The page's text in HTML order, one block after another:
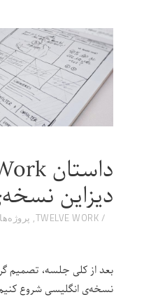
دیزاین
TWELVE WORK
, پروژه‌ها
بعد از کلی جلسه، تصمیم
نسخه‌ی انگلیسی شروع